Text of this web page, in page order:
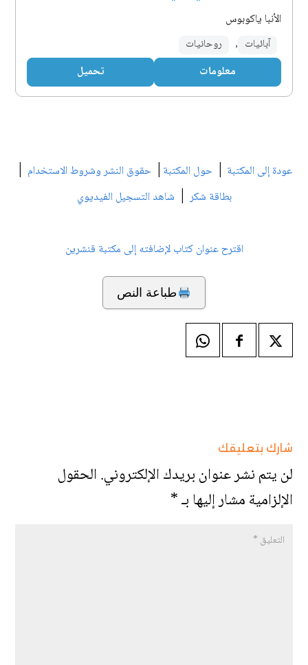
الأنبا ياكوبوس
آبائيات , روحانيات
معلومات تحميل
عودة إلى المكتبة | حول المكتبة | حقوق النشر وشروط الاستخدام |
بطاقة شكر| شاهد التسجيل الفيديوي
اقترح عنوان كتاب لإضافته إلى مكتبة قنشرين
طباعة النص
شارك بتعليقك
لن يتم نشر عنوان بريدك الإلكتروني.الحقول
الإلزامية مشار إليها بـ*